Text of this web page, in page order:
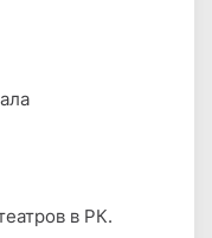
в РК.